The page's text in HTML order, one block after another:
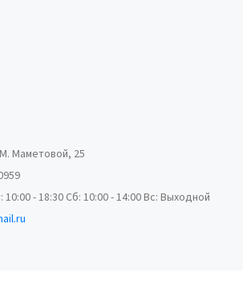
Маметовой, 25
10:00 - 18:30 Сб: 10:00 - 14:00 Вс: Выходной